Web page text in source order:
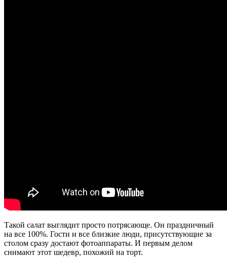
Такой салат выглядит просто потрясающе. Он праздничный
на все 100%. Гости и все близкие люди, присутствующие за
столом сразу достают фотоаппараты. И первым делом
снимают этот шедевр, похожий на торт.